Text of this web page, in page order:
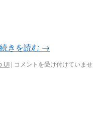
ね
さ
ん
続きを読む →
UI | FireVFX！
コメントを受け付けていませ